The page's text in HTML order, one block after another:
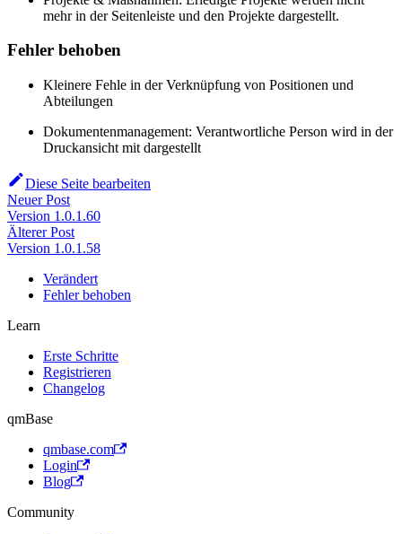
mehr in der Seitenleiste und den Projekte dargestellt.
Fehler behoben
Kleinere Fehle in der Verknüpfung von Positionen und
Abteilungen
Dokumentenmanagement: Verantwortliche Person wird in der
Druckansicht mit dargestellt
Diese Seite bearbeiten
Neuer Post
Version 1.0.1.60
Älterer Post
Version 1.0.1.58
Verändert
Fehler behoben
Learn
Erste Schritte
Registrieren
Changelog
qmBase
qmbase.com
Login
Blog
Community